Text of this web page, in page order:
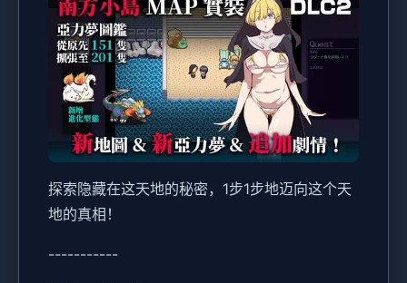
探索隐藏在这天地的秘密，1步1步地迈向这个天
地的真相！
-----------